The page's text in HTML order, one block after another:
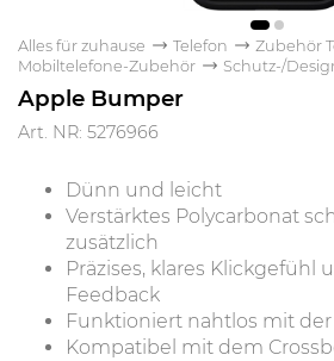
Alles für zuhause Telefon
Zubehör
Mobiltelefone-Zubehör
Schutz-/
Apple Bumper
Art. NR: 5276966
Dünn und leicht
Verstärktes Polycarbonat
zusätzlich
Präzises, klares Klickgefühl
Feedback
Funktioniert nahtlos mit
Kompatibel mit dem